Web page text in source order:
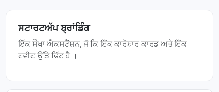
ਸਟਾਰਟਅੱਪ ਬ੍ਰਾਂਡਿੰਗ
ਇੱਕ ਸੌਖਾ ਐਕਸਟੈਂਸ਼ਨ, ਜੋ ਕਿ ਇੱਕ ਕਾਰੋਬਾਰ ਕਾਰਡ ਅਤੇ ਇੱਕ
ਟਵੀਟ ਉੱਤੇ ਫਿੱਟ ਹੈ ।